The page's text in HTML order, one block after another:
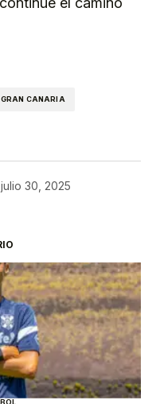
GRAN CANARIA
julio 30, 2025